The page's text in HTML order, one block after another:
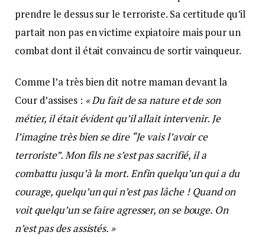
prendre le dessus sur le terroriste. Sa certitude qu’il
partait non pas en victime expiatoire mais pour un
combat dont il était convaincu de sortir vainqueur.
Comme l’a très bien dit notre maman devant la
Cour d’assises : « Du fait de sa nature et de son
métier, il était évident qu’il allait intervenir. Je
l’imagine très bien se dire “Je vais l’avoir ce
terroriste”. Mon fils ne s’est pas sacrifié, il a
combattu jusqu’à la mort. Enfin quelqu’un qui a du
courage, quelqu’un qui n’est pas lâche ! Quand on
voit quelqu’un se faire agresser, on se bouge. On
n’est pas des assistés. »